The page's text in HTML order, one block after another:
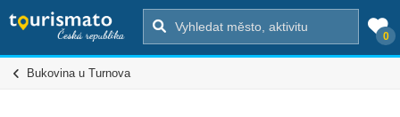
0
Bukovina u Turnova